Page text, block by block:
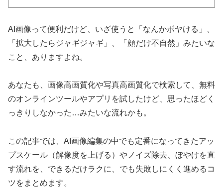
AI画像って便利だけど、いざ使うと「なんかボヤける」、
「拡大したらジャギジャギ」、「顔だけ不自然」みたいな
こと、ありますよね。
あなたも、画像高画質化や写真高画質化で検索して、無料
のオンラインツールやアプリを試したけど、思ったほどく
っきりしなかった…みたいな流れかも。
この記事では、AI画像編集の中でも定番になってきたアッ
プスケール（解像度を上げる）やノイズ除去、ぼやけを直
す流れを、できるだけラクに、でも失敗しにくく進めるコ
ツをまとめます。